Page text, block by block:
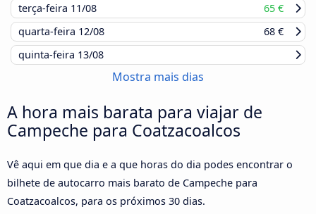
terça-feira 11/08
65 €
quarta-feira 12/08
68 €
quinta-feira 13/08
Mostra mais dias
A hora mais barata para viajar de
Campeche para Coatzacoalcos
Vê aqui em que dia e a que horas do dia podes encontrar o
bilhete de autocarro mais barato de Campeche para
Coatzacoalcos, para os próximos 30 dias.